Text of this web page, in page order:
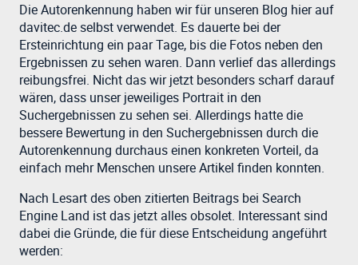
Die Autorenkennung haben wir für unseren Blog hier auf
davitec.de selbst verwendet. Es dauerte bei der
Ersteinrichtung ein paar Tage, bis die Fotos neben den
Ergebnissen zu sehen waren. Dann verlief das allerdings
reibungsfrei. Nicht das wir jetzt besonders scharf darauf
wären, dass unser jeweiliges Portrait in den
Suchergebnissen zu sehen sei. Allerdings hatte die
bessere Bewertung in den Suchergebnissen durch die
Autorenkennung durchaus einen konkreten Vorteil, da
einfach mehr Menschen unsere Artikel finden konnten.
Nach Lesart des oben zitierten Beitrags bei Search
Engine Land ist das jetzt alles obsolet. Interessant sind
dabei die Gründe, die für diese Entscheidung angeführt
werden: